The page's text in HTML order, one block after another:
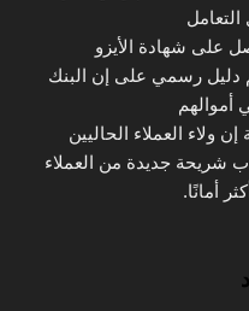
على شهادة الأيزو
دليل رسمي على إن البنك
أموالهم
إن ولاء العملاء الحاليين
شريحة جديدة من العملاء
أمانًا.